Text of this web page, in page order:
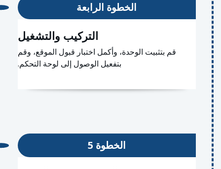
الخطوة الرابعة
التركيب والتشغيل
قم بتثبيت الوحدة، وأكمل اختبار قبول الموقع، وقم
بتفعيل الوصول إلى لوحة التحكم.
الخطوة 5